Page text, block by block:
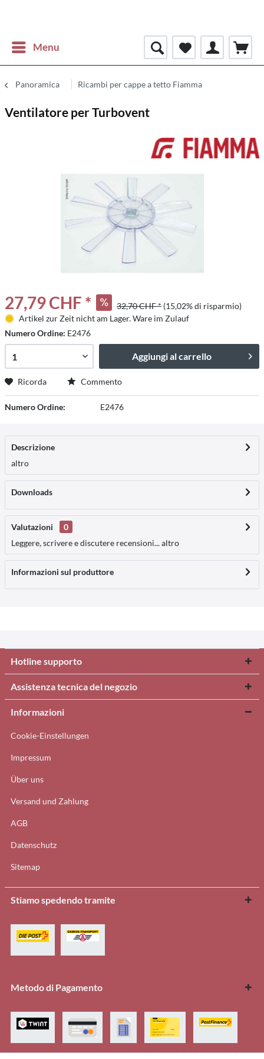
Menu
Panoramica Ricambi per cappe a tetto Fiamma
Ventilatore per Turbovent
27,79 CHF * 32,70 CHF * (15,02% di risparmio)
Artikel zur Zeit nicht am Lager. Ware im Zulauf
Numero Ordine: E2476
Aggiungi al carrello
Ricorda Commento
Numero Ordine: E2476
Descrizione
altro
Downloads
Valutazioni
0
Leggere, scrivere e discutere recensioni...altro
Informazioni sul produttore
Hotline supporto
Assistenza tecnica del negozio
Informazioni
Cookie-Einstellungen
Impressum
Über uns
Versand und Zahlung
AGB
Datenschutz
Sitemap
Stiamo spedendo tramite
Metodo di Pagamento